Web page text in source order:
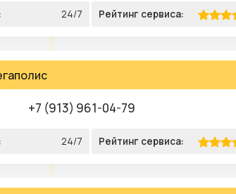
24/7 Рейтинг сервиса:
+7 (913) 961-04-79
24/7 Рейтинг сервиса: